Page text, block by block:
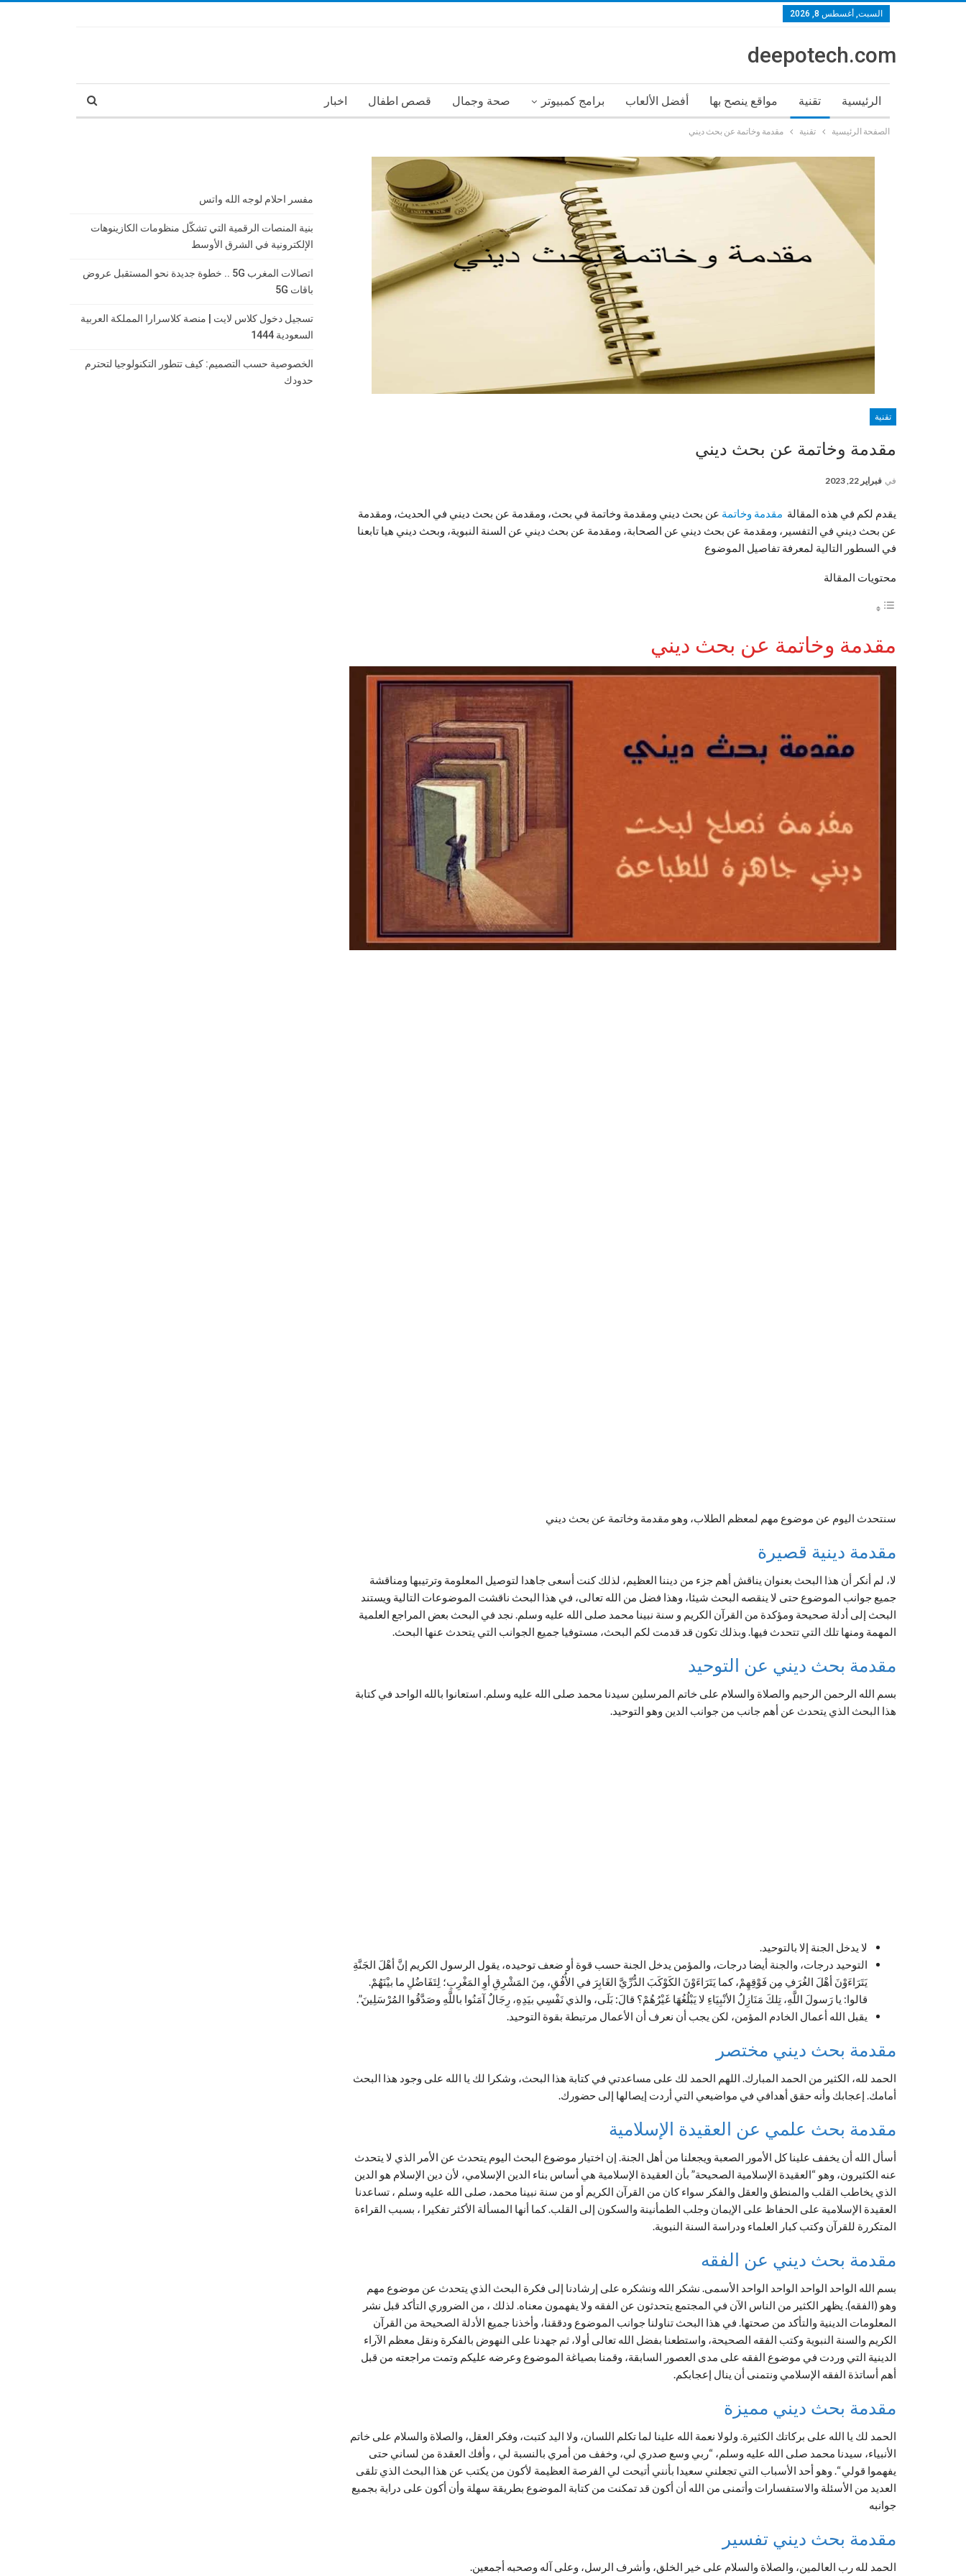
السبت, أغسطس 8, 2026
deepotech.com
الرئيسية تقنية مواقع ينصح بها أفضل الألعاب برامج كمبيوتر صحة وجمال قصص اطفال اخبار
الصفحة الرئيسية تقنية مقدمة وخاتمة عن بحث ديني
تقنية
مقدمة وخاتمة عن بحث ديني
في فبراير 22, 2023
يقدم لكم في هذه المقالة مقدمة وخاتمة عن بحث ديني ومقدمة وخاتمة في بحث، ومقدمة عن بحث ديني في الحديث، ومقدمة
عن بحث ديني في التفسير، ومقدمة عن بحث ديني عن الصحابة، ومقدمة عن بحث ديني عن السنة النبوية، وبحث ديني هيا تابعنا
في السطور التالية لمعرفة تفاصيل الموضوع
محتويات المقالة
مقدمة وخاتمة عن بحث ديني
سنتحدث اليوم عن موضوع مهم لمعظم الطلاب، وهو مقدمة وخاتمة عن بحث ديني
مقدمة دينية قصيرة
لا، لم أنكر أن هذا البحث بعنوان يناقش أهم جزء من ديننا العظيم، لذلك كنت أسعى جاهدا لتوصيل المعلومة وترتيبها ومناقشة
جميع جوانب الموضوع حتى لا ينقصه البحث شيئا، وهذا فضل من الله تعالى، في هذا البحث ناقشت الموضوعات التالية ويستند
البحث إلى أدلة صحيحة ومؤكدة من القرآن الكريم و سنة نبينا محمد صلى الله عليه وسلم. نجد في البحث بعض المراجع العلمية
المهمة ومنها تلك التي تتحدث فيها. وبذلك تكون قد قدمت لكم البحث، مستوفيا جميع الجوانب التي يتحدث عنها البحث.
مقدمة بحث ديني عن التوحيد
بسم الله الرحمن الرحيم والصلاة والسلام على خاتم المرسلين سيدنا محمد صلى الله عليه وسلم. استعانوا بالله الواحد في كتابة
هذا البحث الذي يتحدث عن أهم جانب من جوانب الدين وهو التوحيد.
لا يدخل الجنة إلا بالتوحيد.
التوحيد درجات، والجنة أيضا درجات، والمؤمن يدخل الجنة حسب قوة أو ضعف توحيده، يقول الرسول الكريم إنَّ أهْلَ الجَنَّةِ
يَتَرَاءَوْنَ أهْلَ الغُرَفِ مِن فَوْقِهِمْ، كما يَتَرَاءَوْنَ الكَوْكَبَ الدُّرِّيَّ الغَابِرَ في الأُفُقِ، مِنَ المَشْرِقِ أوِ المَغْرِبِ؛ لِتَفَاضُلِ ما بيْنَهُمْ.
قالوا: يا رَسولَ اللَّهِ، تِلكَ مَنَازِلُ الأنْبِيَاءِ لا يَبْلُغُهَا غَيْرُهُمْ؟ قالَ: بَلَى، والذي نَفْسِي بيَدِهِ، رِجَالٌ آمَنُوا باللَّهِ وصَدَّقُوا المُرْسَلِينَ.”.
يقبل الله أعمال الخادم المؤمن، لكن يجب أن نعرف أن الأعمال مرتبطة بقوة التوحيد.
مقدمة بحث ديني مختصر
الحمد لله، الكثير من الحمد المبارك. اللهم الحمد لك على مساعدتي في كتابة هذا البحث، وشكرا لك يا الله على وجود هذا البحث
أمامك. إعجابك وأنه حقق أهدافي في مواضيعي التي أردت إيصالها إلى حضورك.
مقدمة بحث علمي عن العقيدة الإسلامية
أسأل الله أن يخفف علينا كل الأمور الصعبة ويجعلنا من أهل الجنة. إن اختيار موضوع البحث اليوم يتحدث عن الأمر الذي لا يتحدث
عنه الكثيرون، وهو “العقيدة الإسلامية الصحيحة” بأن العقيدة الإسلامية هي أساس بناء الدين الإسلامي، لأن دين الإسلام هو الدين
الذي يخاطب القلب والمنطق والعقل والفكر سواء كان من القرآن الكريم أو من سنة نبينا محمد، صلى الله عليه وسلم ، تساعدنا
العقيدة الإسلامية على الحفاظ على الإيمان وجلب الطمأنينة والسكون إلى القلب. كما أنها المسألة الأكثر تفكيرا ، بسبب القراءة
المتكررة للقرآن وكتب كبار العلماء ودراسة السنة النبوية.
مقدمة بحث ديني عن الفقه
بسم الله الواحد الواحد الواحد الواحد الأسمى. نشكر الله ونشكره على إرشادنا إلى فكرة البحث الذي يتحدث عن موضوع مهم
وهو (الفقه). يظهر الكثير من الناس الآن في المجتمع يتحدثون عن الفقه ولا يفهمون معناه. لذلك ، من الضروري التأكد قبل نشر
المعلومات الدينية والتأكد من صحتها. في هذا البحث تناولنا جوانب الموضوع ودققنا، وأخذنا جميع الأدلة الصحيحة من القرآن
الكريم والسنة النبوية وكتب الفقه الصحيحة، واستطعنا بفضل الله تعالى أولا، ثم جهدنا على النهوض بالفكرة ونقل معظم الآراء
الدينية التي وردت في موضوع الفقه على مدى العصور السابقة، وقمنا بصياغة الموضوع وعرضه عليكم وتمت مراجعته من قبل
أهم أساتذة الفقه الإسلامي ونتمنى أن ينال إعجابكم.
مقدمة بحث ديني مميزة
الحمد لك يا الله على بركاتك الكثيرة. ولولا نعمة الله علينا لما تكلم اللسان، ولا اليد كتبت، وفكر العقل، والصلاة والسلام على خاتم
الأنبياء، سيدنا محمد صلى الله عليه وسلم، “ربي وسع صدري لي، وخفف من أمري بالنسبة لي ، وأفك العقدة من لساني حتى
يفهموا قولي “. وهو أحد الأسباب التي تجعلني سعيدا بأنني أتيحت لي الفرصة العظيمة لأكون من يكتب عن هذا البحث الذي تلقى
العديد من الأسئلة والاستفسارات وأتمنى من الله أن أكون قد تمكنت من كتابة الموضوع بطريقة سهلة وأن أكون على دراية بجميع
جوانبه
مقدمة بحث ديني تفسير
الحمد لله رب العالمين، والصلاة والسلام على خير الخلق، وأشرف الرسل، وعلى آله وصحبه أجمعين.
مفسر احلام لوجه الله واتس
بنية المنصات الرقمية التي تشكّل منظومات الكازينوهات
الإلكترونية في الشرق الأوسط
اتصالات المغرب 5G .. خطوة جديدة نحو المستقبل عروض
باقات 5G
تسجيل دخول كلاس لايت | منصة كلاسرارا المملكة العربية
السعودية 1444
الخصوصية حسب التصميم: كيف تتطور التكنولوجيا لتحترم
حدودك